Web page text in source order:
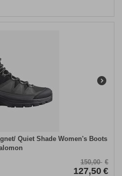
Quiet Shade Women's Boots
150,00 €
127,50 €